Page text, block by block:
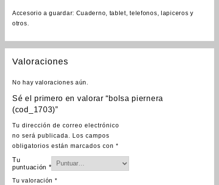
Accesorio a guardar: Cuaderno, tablet, telefonos, lapiceros y
otros.
Valoraciones
No hay valoraciones aún.
Sé el primero en valorar “bolsa piernera
(cod_1703)”
Tu dirección de correo electrónico
no será publicada.
Los campos
obligatorios están marcados con *
Tu
puntuación *
Tu valoración *